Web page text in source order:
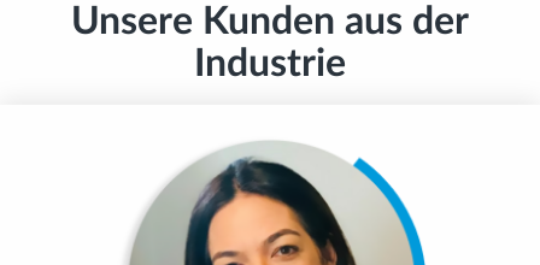
Unsere Kunden aus der
Industrie